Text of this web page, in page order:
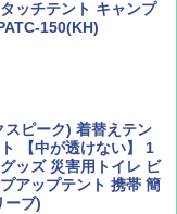
ッチテント キャンプ
150(KH)
ピーク) 着替えテン
【中が透けない】 1
ッズ 災害用トイレ ビ
アップテント 携帯 簡
ーブ)